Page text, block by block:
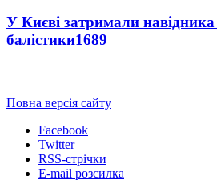
У Києві затримали навідника
балістики1689
Повна версія сайту
Facebook
Twitter
RSS-стрічки
E-mail розсилка